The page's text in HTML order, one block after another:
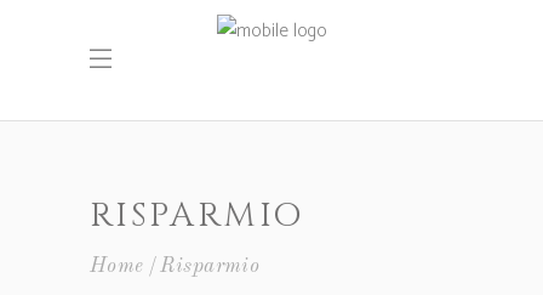
RISPARMIO
Home Risparmio